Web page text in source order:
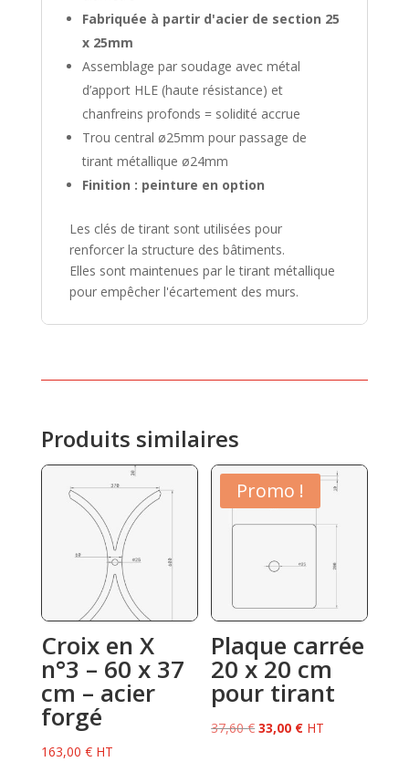
Fabriquée à partir d'acier de section 25
x 25mm
Assemblage par soudage avec métal
d’apport HLE (haute résistance) et
chanfreins profonds = solidité accrue
Trou central ø25mm pour passage de
tirant métallique ø24mm
Finition : peinture en option
Les clés de tirant sont utilisées pour
renforcer la structure des bâtiments.
Elles sont maintenues par le tirant métallique
pour empêcher l'écartement des murs.
Produits similaires
Croix en X
n°3 – 60 x 37
cm – acier
forgé
163,00 € HT
Promo !
Plaque carrée
20 x 20 cm
pour tirant
37,60€ Le
33,00 €Le
HT